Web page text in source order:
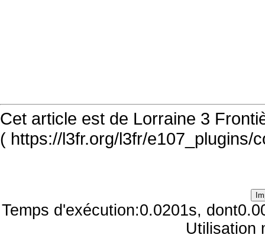
Cet article est de Lorraine 3
( https://l3fr.org/l3fr/e107_plugins/
Temps d'exécution:0.0201s,
Utilisation